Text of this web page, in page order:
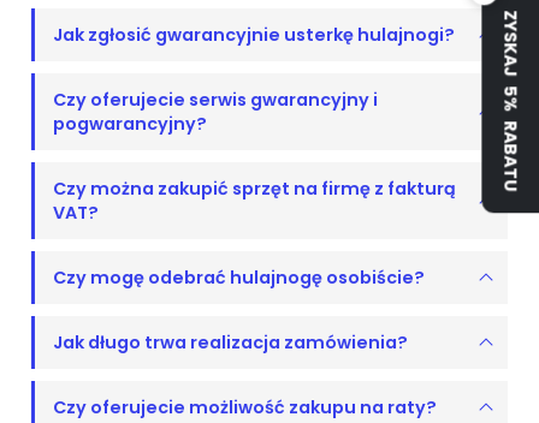
Jak zgłosić gwarancyjnie usterkę hulajnogi?
Czy oferujecie serwis gwarancyjny i
pogwarancyjny?
Czy można zakupić sprzęt na firmę z fakturą
VAT?
Czy mogę odebrać hulajnogę osobiście?
Jak długo trwa realizacja zamówienia?
Czy oferujecie możliwość zakupu na raty?
ZYSKAJ 5% RABATU